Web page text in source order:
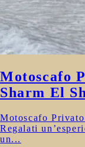
Motoscafo
Sharm El
Motoscafo
Regalati
un...